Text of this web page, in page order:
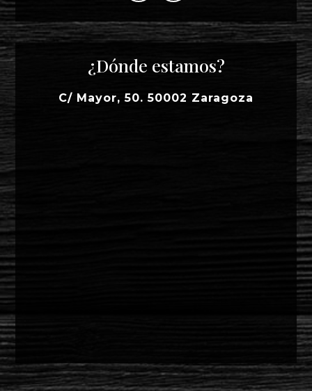
¿Dónde estamos?
C/ Mayor, 50. 50002 Zaragoza